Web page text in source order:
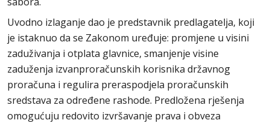
Uvodno izlaganje dao je predstavnik predlagatelja, koji
je istaknuo da se Zakonom uređuje: promjene u visini
zaduživanja i otplata glavnice, smanjenje visine
zaduženja izvanproračunskih korisnika državnog
proračuna i regulira preraspodjela proračunskih
sredstava za određene rashode. Predložena rješenja
omogućuju redovito izvršavanje prava i obveza